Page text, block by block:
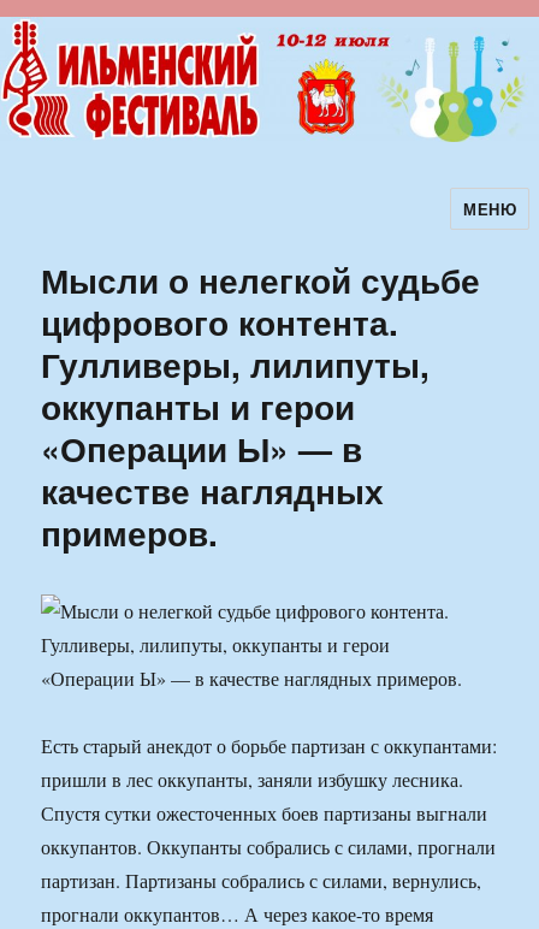
Ильменский фестиваль авторскойМЕНЮ
Мысли о нелегкой судьбе
цифрового контента.
Гулливеры, лилипуты,
оккупанты и герои
«Операции Ы» — в
качестве наглядных
примеров.
Есть старый анекдот о борьбе партизан с оккупантами:
пришли в лес оккупанты, заняли избушку лесника.
Спустя сутки ожесточенных боев партизаны выгнали
оккупантов. Оккупанты собрались с силами, прогнали
партизан. Партизаны собрались с силами, вернулись,
прогнали оккупантов… А через какое-то время